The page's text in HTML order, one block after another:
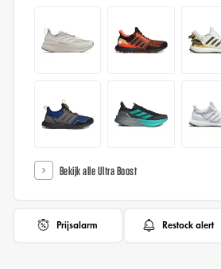
Bekijk alle Ultra Boost
Prijsalarm Restock alert